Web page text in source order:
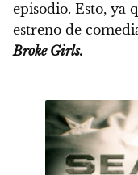
episodio. Esto, ya
estreno de
Broke Girls.